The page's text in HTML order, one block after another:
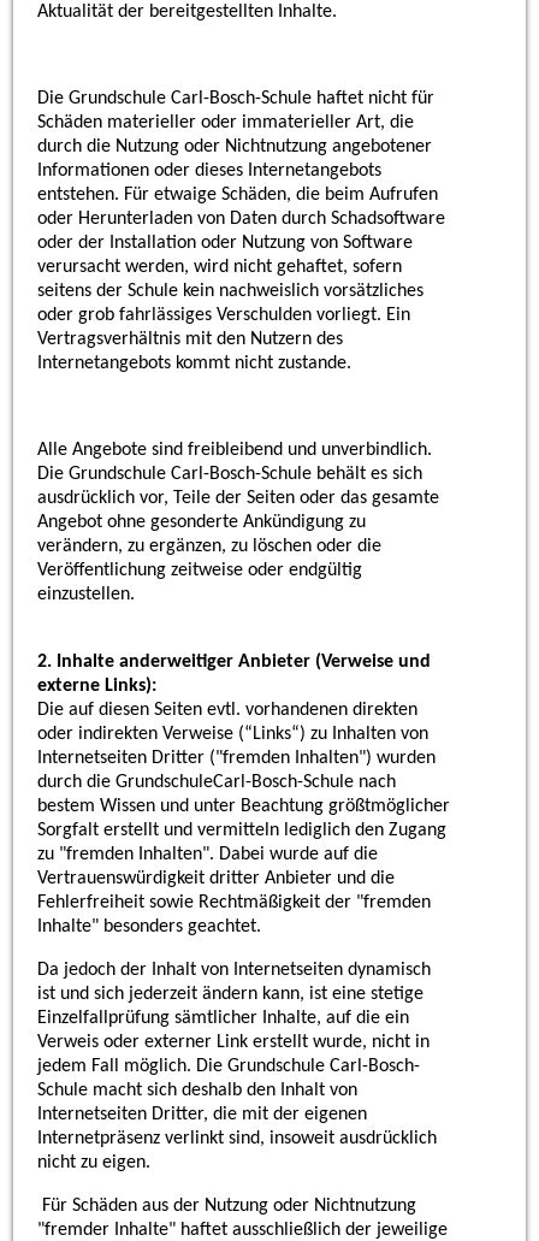
Aktualität der bereitgestellten Inhalte.
Die GrundschuleCarl-Bosch-Schule haftet nicht für
Schäden materieller oder immaterieller Art, die
durch die Nutzung oder Nichtnutzung angebotener
Informationen oder dieses Internetangebots
entstehen. Für etwaige Schäden, die beim Aufrufen
oder Herunterladen von Daten durch Schadsoftware
oder der Installation oder Nutzung von Software
verursacht werden, wird nicht gehaftet, sofern
seitens der Schule kein nachweislich vorsätzliches
oder grob fahrlässiges Verschulden vorliegt. Ein
Vertragsverhältnis mit den Nutzern des
Internetangebots kommt nicht zustande.
Alle Angebote sind freibleibend und unverbindlich.
Die GrundschuleCarl-Bosch-Schule behält es sich
ausdrücklich vor, Teile der Seiten oder das gesamte
Angebot ohne gesonderte Ankündigung zu
verändern, zu ergänzen, zu löschen oder die
Veröffentlichung zeitweise oder endgültig
einzustellen.
2. Inhalte anderweitiger Anbieter (Verweise und
externe Links):
Die auf diesen Seiten evtl. vorhandenen direkten
oder indirekten Verweise (“Links“) zu Inhalten von
Internetseiten Dritter ("fremden Inhalten") wurden
durch die GrundschuleCarl-Bosch-Schule nach
bestem Wissen und unter Beachtung größtmöglicher
Sorgfalt erstellt und vermitteln lediglich den Zugang
zu "fremden Inhalten". Dabei wurde auf die
Vertrauenswürdigkeit dritter Anbieter und die
Fehlerfreiheit sowie Rechtmäßigkeit der "fremden
Inhalte" besonders geachtet.
Da jedoch der Inhalt von Internetseiten dynamisch
ist und sich jederzeit ändern kann, ist eine stetige
Einzelfallprüfung sämtlicher Inhalte, auf die ein
Verweis oder externer Link erstellt wurde, nicht in
jedem Fall möglich. Die GrundschuleCarl-Bosch-
Schule macht sich deshalb den Inhalt von
Internetseiten Dritter, die mit der eigenen
Internetpräsenz verlinkt sind, insoweit ausdrücklich
nicht zu eigen.
Für Schäden aus der Nutzung oder Nichtnutzung
"fremder Inhalte" haftet ausschließlich der jeweilige